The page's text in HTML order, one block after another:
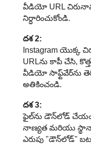
వీడియో URL
నిర్ధారించుకోండి.
దశ 2:
Instagram
URLను కాపీ చేసి,
వీడియో సాఫ్ట్‌వేర్‌ను
అతికించండి.
దశ 3:
ఫైల్‌ను డౌన్‌లోడ్
నాణ్యత మరియు
ఎరుపు "డౌన్‌లోడ్"